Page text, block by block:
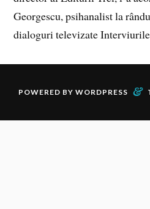
Georgescu, psihanalist la
dialoguri televizate
POWERED BY WORDPRESS &